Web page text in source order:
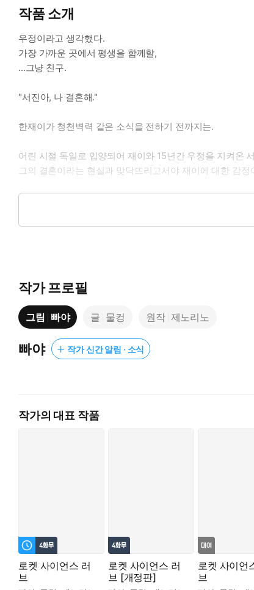
작품 소개
우정이라고 생각했다.
가장 가까운 곳에서 평생을 함께할,
...그냥 친구.
"서진아, 나 결혼해."
한재이가 청천벽력 같은 소식을 전하기 전까지는.
어린 시절 독일로 입양되어 재이와 15년간 우정을 지켜온
그의 결혼이라는 현실과 맞닥뜨리고서야 재이에 대한 감
자꾸만 피어나는 욕심에 그를 밀어내려는 서진과 소중한 친
함께하는 시간이 길어질수록 두 사람 사이에는 미묘한 분위
작가 프로필
그림 빠야 글 물컹 원작 제노리노
빠야 작가 신간 알림 · 소식
작가의 대표 작품
로켓 사이언스 러
브
로켓 사이언스 러
브 [개정판]
로켓 사이언
브